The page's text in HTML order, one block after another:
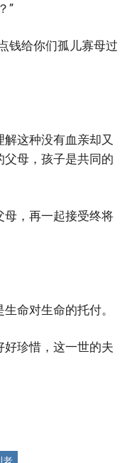
”
钱给你们孤儿寡母过
这种没有血亲却又
母，孩子是共同的
母，再一起接受终将
命对生命的托付。
珍惜，这一世的夫